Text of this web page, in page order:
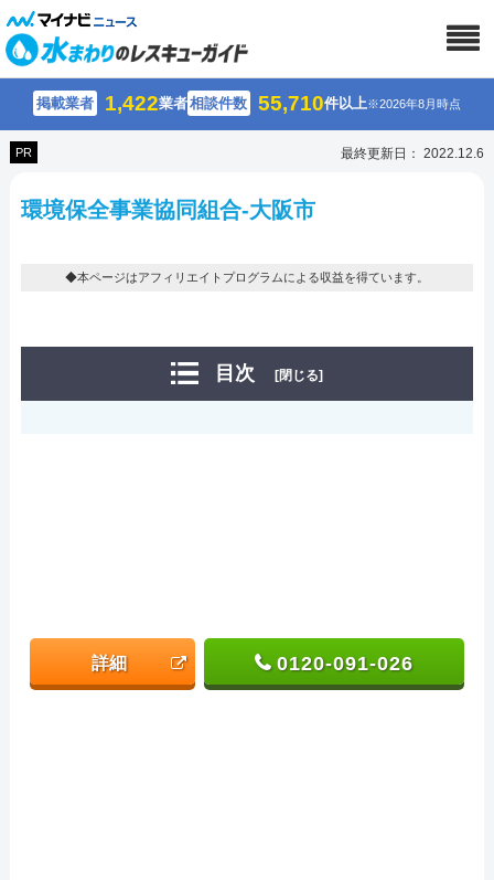
掲載業者 1,422業者相談件数 55,710件以上※2026年8月時点
PR 最終更新日： 2022.12.6
環境保全事業協同組合-大阪市
◆本ページはアフィリエイトプログラムによる収益を得ています。
目次 [閉じる]
詳細 0120-091-026